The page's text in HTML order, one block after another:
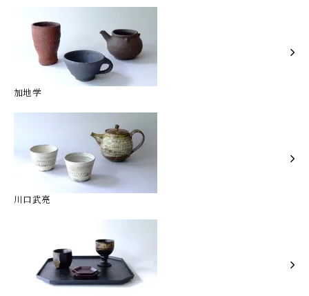
加地学
川口武亮